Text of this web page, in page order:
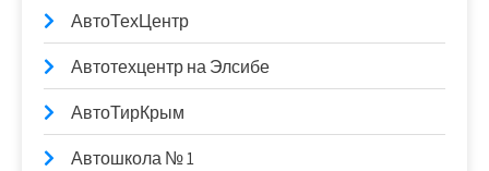
АвтоТехЦентр
Автотехцентр на Элсибе
АвтоТирКрым
Автошкола № 1